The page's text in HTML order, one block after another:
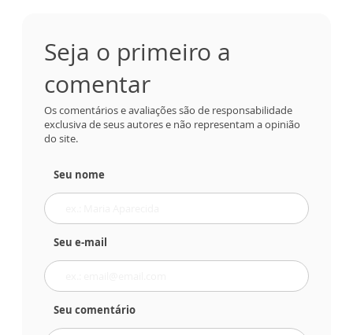
Seja o primeiro a
comentar
Os comentários e avaliações são de responsabilidade
exclusiva de seus autores e não representam a opinião
do site.
Seu nome
Seu e-mail
Seu comentário